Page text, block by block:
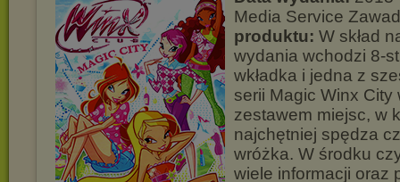
Media Service
produktu: W skład
wydania wchodzi 8-
wkładka i jedna z
serii Magic Winx City
zestawem miejsc, w
najchętniej spędza
wróżka. W środku
wiele informacji oraz